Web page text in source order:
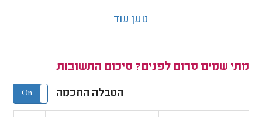
טען עוד
מתי שמים סרום לפנים? סיכום התשובות
הטבלה החכמה On Off